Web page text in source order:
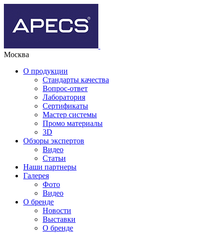
Москва
О продукции
Стандарты качества
Вопрос-ответ
Лаборатория
Сертификаты
Мастер системы
Промо материалы
3D
Обзоры экспертов
Видео
Статьи
Наши партнеры
Галерея
Фото
Видео
О бренде
Новости
Выставки
О бренде